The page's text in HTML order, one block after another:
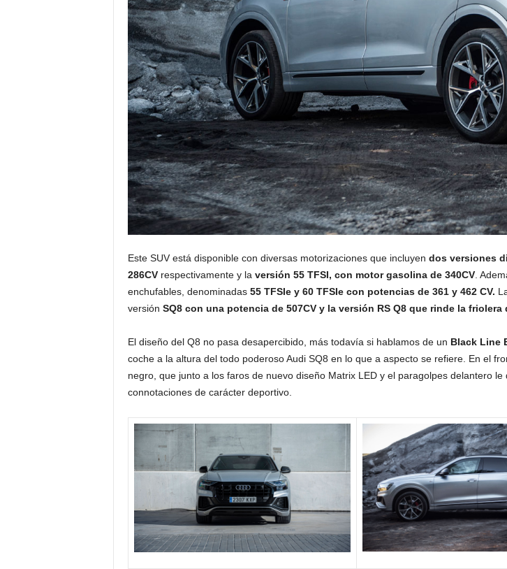
Este SUV está disponible con diversas motorizaciones que incluyen dos versiones
286CVrespectivamente y la versión 55 TFSI, con motor gasolina de 340CV.
enchufables, denominadas 55 TFSIe y 60 TFSIe con potencias de 361 y 462 CV.
versión SQ8 con una potencia de 507CV y la versión RS Q8 que rinde la friolera
El diseño del Q8 no pasa desapercibido, más todavía si hablamos de un Black Line
coche a la altura del todo poderoso Audi SQ8 en lo que a aspecto se refiere. En el
negro, que junto a los faros de nuevo diseño Matrix LED y el paragolpes delantero
connotaciones de carácter deportivo.